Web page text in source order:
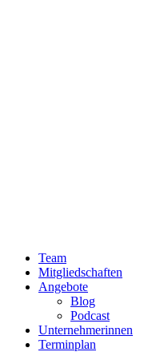
Team
Mitgliedschaften
Angebote
Blog
Podcast
Unternehmerinnen
Terminplan